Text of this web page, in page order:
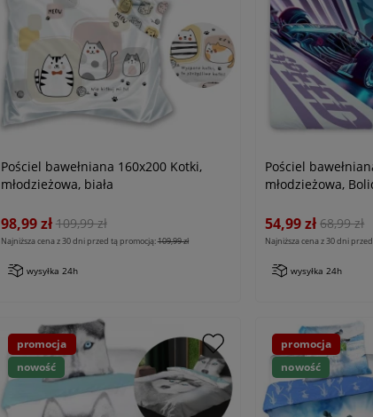
Pościel bawełniana 160x200 Kotki,
młodzieżowa, biała
98,99 zł 109,99 zł
Najniższa cena z 30 dni przed tą promocją:109,99 zł
wysyłka 24h
Pościel
młodzieżowa,
54,99 zł 68,99 zł
Najniższa cena z 30 dni
wysyłka 24h
promocja
nowość
promocja
nowość